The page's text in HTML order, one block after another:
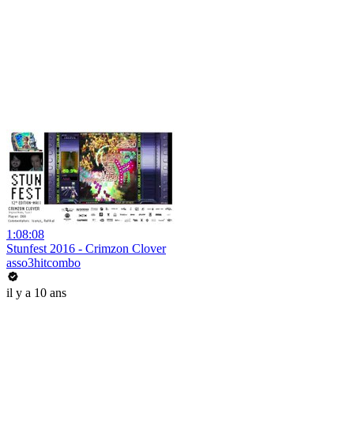
1:08:08
Stunfest 2016 - Crimzon Clover
asso3hitcombo
il y a 10 ans